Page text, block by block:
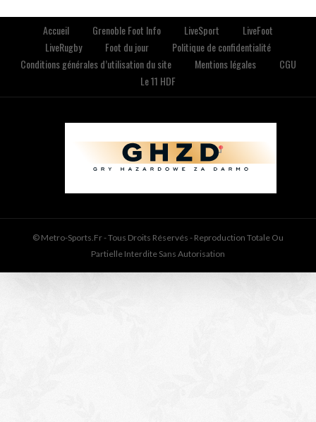
Accueil Grenoble Foot Info LiveSport
LiveFoot
LiveRugby
Foot du jour
Politique de confidentialité
Conditions générales d’utilisation du site
Mentions légales
CGU
Le 11 HDF
© Metro-Sports.fr - Tous Droits Réservés - Reproduction Totale Ou
Partielle Interdite Sans Autorisation